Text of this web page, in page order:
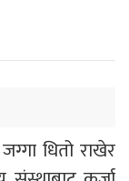
धितो राखेर